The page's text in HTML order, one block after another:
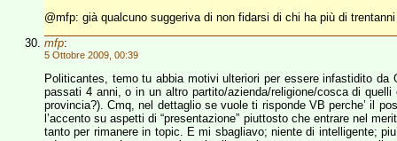
@mfp: già qualcuno suggeriva di non fidarsi di chi ha più di
mfp:
5 Ottobre 2009, 00:39
Politicantes, temo tu abbia motivi ulteriori per essere infastidito
passati 4 anni, o in un altro partito/azienda/religione/cosca di
provincia?). Cmq, nel dettaglio se vuole ti risponde VB perche’ il
l’accento su aspetti di “presentazione” piuttosto che entrare nel
tanto per rimanere in topic. E mi sbagliavo; niente di intelligente;